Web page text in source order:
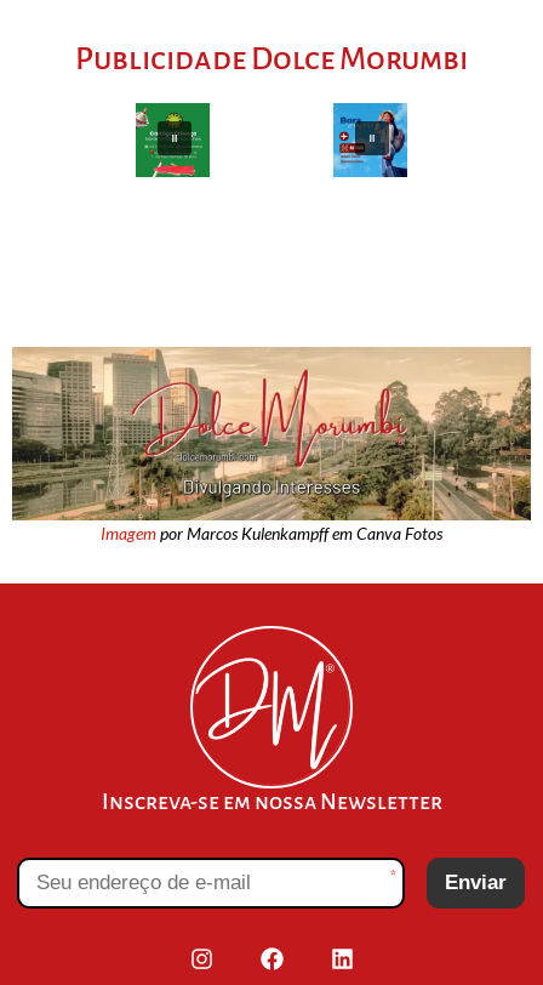
Publicidade Dolce Morumbi
Imagempor Marcos Kulenkampff em Canva Fotos
Inscreva-se em nossa Newsletter
* Enviar